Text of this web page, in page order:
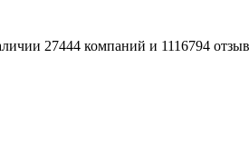
27444 компаний и 1116794